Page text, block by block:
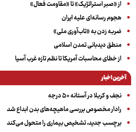
از «صبر استراتژیک» تا «مقاومت فعال»
هجوم رسانه‌ای علیه ایران
ضربه زدن به «تاب‌آوری ملی»
منطق دیدبانی تمدن اسلامی
از خطای محاسبات آمریکا تا نظم تازه غرب آسیا
آخرین اخبار
نجف و کربلا در آستانه ۵۰ درجه
رادار مخصوص بررسی ماهیچه‌های بدن ابداع شد
برچسب جدید، تشخیص بیماری را متحول می‌کند